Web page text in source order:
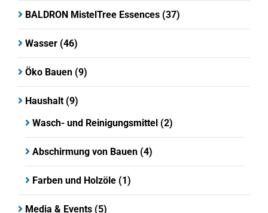
BALDRON MistelTree Essences (37)
Wasser (46)
Öko Bauen (9)
Haushalt (9)
Wasch- und Reinigungsmittel (2)
Abschirmung von Bauen (4)
Farben und Holzöle (1)
Media & Events (5)